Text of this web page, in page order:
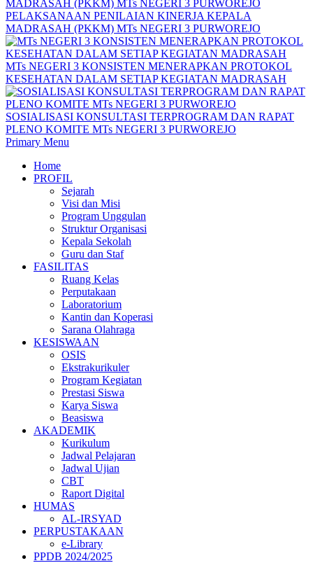
PELAKSANAAN PENILAIAN KINERJA KEPALA
MADRASAH (PKKM) MTs NEGERI 3 PURWOREJO
MTs NEGERI 3 KONSISTEN MENERAPKAN PROTOKOL
KESEHATAN DALAM SETIAP KEGIATAN MADRASAH
SOSIALISASI KONSULTASI TERPROGRAM DAN RAPAT
PLENO KOMITE MTs NEGERI 3 PURWOREJO
Primary Menu
Home
PROFIL
Sejarah
Visi dan Misi
Program Unggulan
Struktur Organisasi
Kepala Sekolah
Guru dan Staf
FASILITAS
Ruang Kelas
Perputakaan
Laboratorium
Kantin dan Koperasi
Sarana Olahraga
KESISWAAN
OSIS
Ekstrakurikuler
Program Kegiatan
Prestasi Siswa
Karya Siswa
Beasiswa
AKADEMIK
Kurikulum
Jadwal Pelajaran
Jadwal Ujian
CBT
Raport Digital
HUMAS
AL-IRSYAD
PERPUSTAKAAN
e-Library
PPDB 2024/2025